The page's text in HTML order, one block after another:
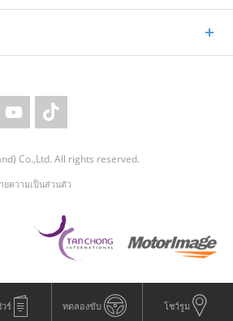
โชว์รูม
ทดลองขับ
โบรชัวร์
Co.,Ltd. All rights reserved.
ยความเป็นส่วนตัว